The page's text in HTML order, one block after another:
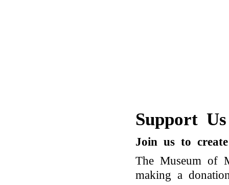
Support Us
Join us to
The Museum of
making a